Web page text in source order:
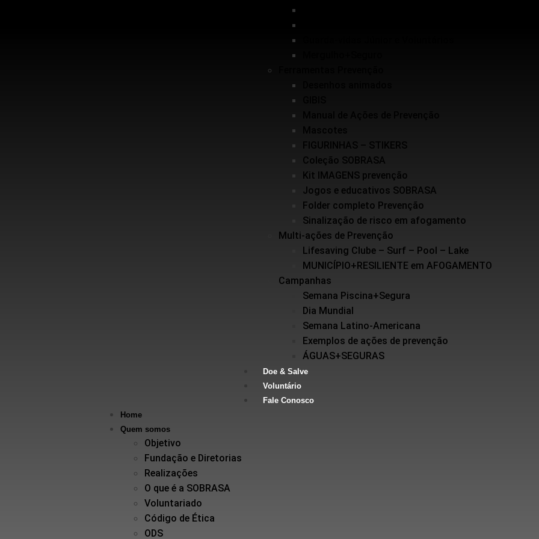
FIGURINHAS – STIKERS
Coleção SOBRASA
Kit IMAGENS prevenção
Jogos e educativos SOBRASA
Folder completo Prevenção
Sinalização de risco em afogamento
Multi-ações de Prevenção
Lifesaving Clube – Surf – Pool – Lake
MUNICÍPIO+RESILIENTE em AFOGAMENTO
Campanhas
Semana Piscina+Segura
Dia Mundial
Semana Latino-Americana
Exemplos de ações de prevenção
ÁGUAS+SEGURAS
Doe & Salve
Voluntário
Fale Conosco
Home
Quem somos
Objetivo
Fundação e Diretorias
Realizações
O que é a SOBRASA
Voluntariado
Código de Ética
ODS